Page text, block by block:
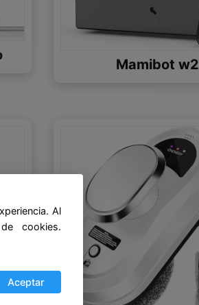
Mamibot
Al
cookies.
Aceptar